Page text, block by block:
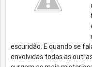
escuridão. E quando se
envolvidas todas as